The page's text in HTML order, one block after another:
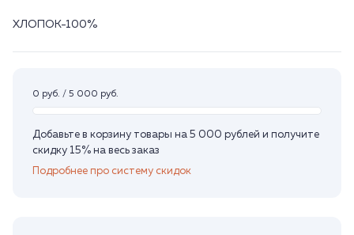
ХЛОПОК-100%
0 руб. / 5 000 руб.
Добавьте в корзину товары на 5 000 рублей и получите
скидку 15% на весь заказ
Подробнее про систему скидок